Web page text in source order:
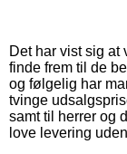
Det har vist sig
finde frem til de
og følgelig har
tvinge
samt til herrer og
love levering